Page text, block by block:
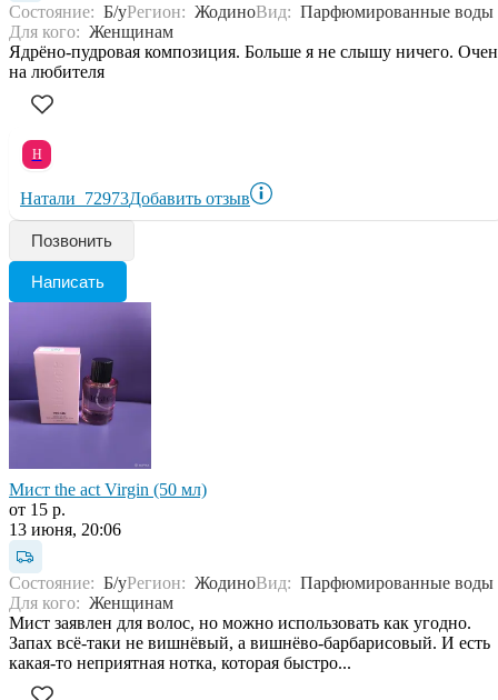
Состояние: Б/уРегион: ЖодиноВид: Парфюмированные воды
Для кого: Женщинам
Ядрёно-пудровая композиция. Больше я не слышу ничего.
на любителя
Н
Натали_72973Добавить отзыв
Позвонить
Написать
Мист the act Virgin (50 мл)
от 15 р.
13 июня, 20:06
Состояние: Б/уРегион: ЖодиноВид: Парфюмированные воды
Для кого: Женщинам
Мист заявлен для волос, но можно использовать как угодно.
Запах всё-таки не вишнёвый, а вишнёво-барбарисовый. И есть
какая-то неприятная нотка, которая быстро...